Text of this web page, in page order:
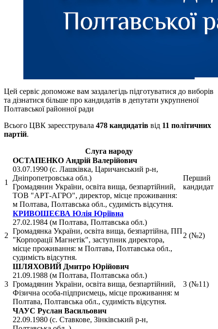
Цей сервіс допоможе вам заздалегідь підготуватися до виборів
та дізнатися більше про кандидатів в депутати укрупненої
Полтавської районної ради
Всього ЦВК зареєструвала 478 кандидатів від 11 політичних
партій.
Слуга народу
1
ОСТАПЕНКО Андрій Валерійович
03.07.1990 (с. Лашківка, Царичанський р-н,
Дніпропетровська обл.)
Громадянин України, освіта вища, безпартійний,
ТОВ "АРТ-АГРО", директор, місце проживання:
м Полтава, Полтавська обл., судимість відсутня.
Перший
кандидат
2
КРИВОШЕЄВА Юлія Юріївна
27.02.1984 (м Полтава, Полтавська обл.)
Громадянка України, освіта вища, безпартійна, ПП
"Корпорації Магнетік", заступник директора,
місце проживання: м Полтава, Полтавська обл.,
судимість відсутня.
2 (№2)
3
ШЛЯХОВИЙ Дмитро Юрійович
21.09.1988 (м Полтава, Полтавська обл.)
Громадянин України, освіта вища, безпартійний,
Фізична особа-підприємець, місце проживання: м
Полтава, Полтавська обл., судимість відсутня.
3 (№11)
ЧАУС Руслан Васильович
22.09.1980 (с. Ставкове, Зінківський р-н,